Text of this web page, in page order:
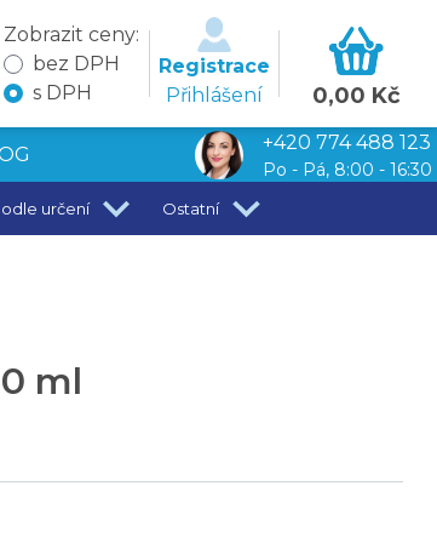
Zobrazit ceny:
bez DPH
s DPH
Registrace
Přihlášení
0,00 Kč
+420 774 488 123
Po - Pá, 8:00 - 16:30
určení Ostatní
ml